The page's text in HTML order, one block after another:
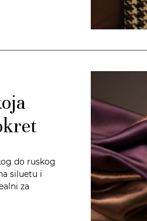
do ruskog
siluetu i
za